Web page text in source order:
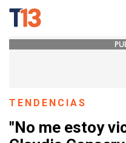
TENDENCIAS
"No me estoy